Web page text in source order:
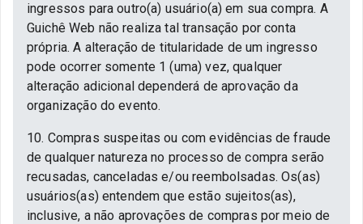
ingressos para outro(a) usuário(a) em sua compra. A
Guichê Web não realiza tal transação por conta
própria. A alteração de titularidade de um ingresso
pode ocorrer somente 1 (uma) vez, qualquer
alteração adicional dependerá de aprovação da
organização do evento.
10. Compras suspeitas ou com evidências de fraude
de qualquer natureza no processo de compra serão
recusadas, canceladas e/ou reembolsadas. Os(as)
usuários(as) entendem que estão sujeitos(as),
inclusive, a não aprovações de compras por meio de